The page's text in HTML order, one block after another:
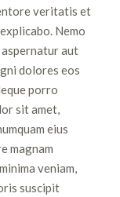
veritatis et
Nemo
aut
dolores eos
porro
sit amet,
eius
magnam
veniam,
suscipit